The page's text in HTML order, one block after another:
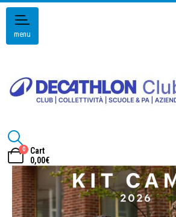
menu
0
Cart
0,00€